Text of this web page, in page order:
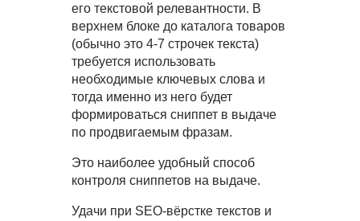
его текстовой релевантности. В
верхнем блоке до каталога товаров
(обычно это 4-7 строчек текста)
требуется использовать
необходимые ключевых слова и
тогда именно из него будет
формироваться сниппет в выдаче
по продвигаемым фразам.
Это наиболее удобный способ
контроля сниппетов на выдаче.
Удачи при SEO-вёрстке текстов и